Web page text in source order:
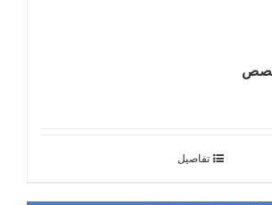
تفاصيل